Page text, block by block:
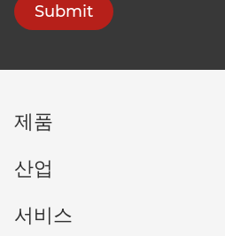
Submit
제품
산업
서비스